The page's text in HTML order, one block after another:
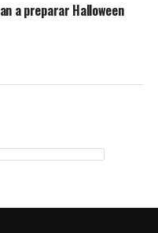
a preparar Halloween